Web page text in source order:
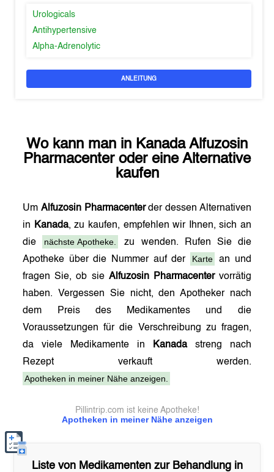
Urologicals
Antihypertensive
Alpha-Adrenolytic
ANLEITUNG
Wo kann man in Kanada Alfuzosin
Pharmacenteroder eine Alternative
kaufen
UmAlfuzosin Pharmacenterder dessen Alternativen
in
Kanada, zu kaufen, empfehlen wir Ihnen, sich an
die
nächste Apotheke.
zu wenden. Rufen Sie die
Apotheke über die Nummer auf der
Karte
an und
fragen Sie, ob sie Alfuzosin Pharmacentervorrätig
haben. Vergessen Sie nicht, den Apotheker nach
dem Preis des Medikamentes und die
Voraussetzungen für die Verschreibung zu fragen,
da viele Medikamente in
Kanadastreng nach
Rezept verkauft werden.
Apotheken in meiner Nähe anzeigen.
Apotheken in meiner Nähe anzeigen
Pillintrip.com ist keine Apotheke!
Liste von Medikamenten zur Behandlung in